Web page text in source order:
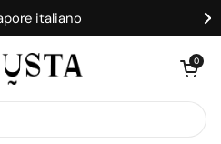
italiano
Apri carrello
0